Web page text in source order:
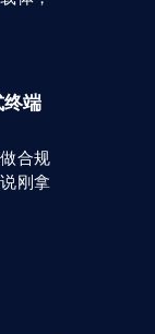
终端
合规
刚拿